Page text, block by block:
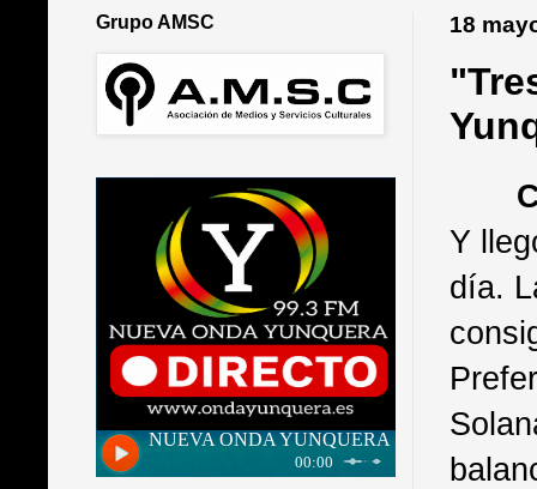
18
Y
día.
Grupo AMSC